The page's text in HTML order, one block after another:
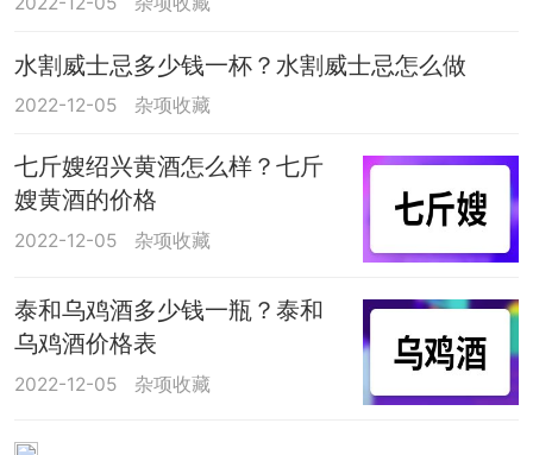
水割威士忌多少钱一杯？水割威士忌怎么做
2022-12-05 杂项收藏
七斤嫂绍兴黄酒怎么样？七斤
嫂黄酒的价格
2022-12-05 杂项收藏
泰和乌鸡酒多少钱一瓶？泰和
乌鸡酒价格表
2022-12-05 杂项收藏